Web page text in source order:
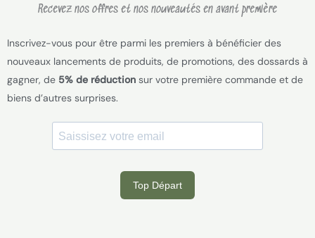
Recevez nos offres et nos nouveautés en avant première
Inscrivez-vous pour être parmi les premiers à bénéficier des
nouveaux lancements de produits, de promotions, des dossards à
gagner, de 5% de réduction sur votre première commande et de
biens d’autres surprises.